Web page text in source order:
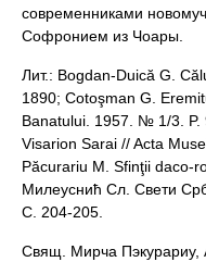
современниками
Софронием из Чоары.
Лит.: Bogdan-Duică G.
1890; Cotoşman G.
Banatului. 1957. № 1/3. P.
Visarion Sarai // Acta
Păcurariu M. Sfinţii daco-
Милеуснић Сл. Свети
С. 204-205.
Свящ. Мирча Пэкурариу,